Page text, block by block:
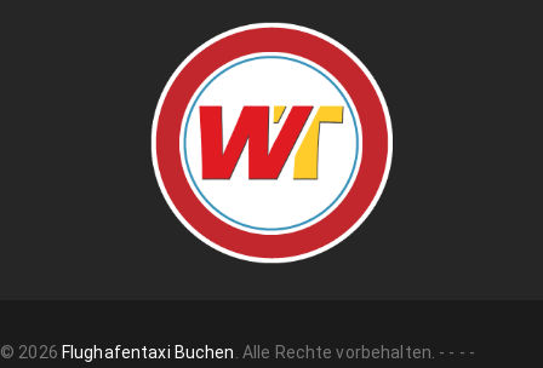
© 2026 Flughafentaxi Buchen. Alle Rechte vorbehalten. - - - -